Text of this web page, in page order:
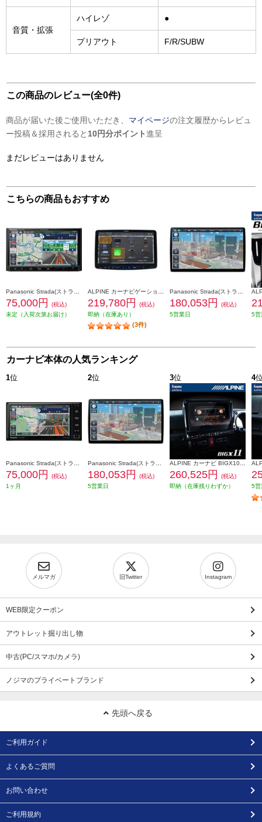
音質・拡張
ハイレゾ ●
プリアウト F/R/SUBW
この商品のレビュー(全0件)
商品が届いた後ご使用いただき、 マイページの注文履歴からレビュ
ー投稿＆採用されると 10円分ポイント進呈
まだレビューはありません
こちらの商品もおすすめ
75,000円
(税込)
未定（入荷次第お届け）
219,780円
(税込)
即納（在庫あり）
(3件)
180,053円
(税込)
5営業日
5営
カーナビ本体の人気ランキング
1位
75,000円
(税込)
1ヶ月
2位
180,053円
(税込)
5営業日
3位
260,525円
(税込)
即納（在庫残りわずか）
4
5営
メルマガ 旧Twitter Instagram
WEB限定クーポン
アウトレット掘り出し物
中古(PC/スマホ/カメラ)
ノジマのプライベートブランド
先頭へ戻る
ご利用ガイド
よくあるご質問
お問い合わせ
ご利用規約